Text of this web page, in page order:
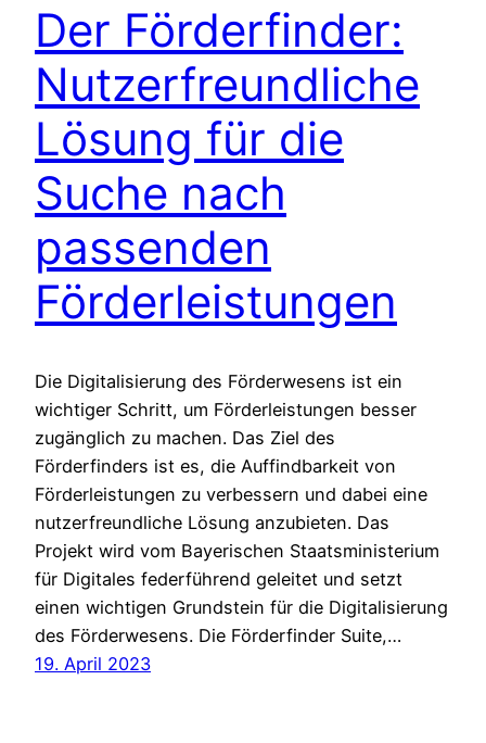
Der Förderfinder:
Nutzerfreundliche
Lösung für die
Suche nach
passenden
Förderleistungen
Die Digitalisierung des Förderwesens ist ein
wichtiger Schritt, um Förderleistungen besser
zugänglich zu machen. Das Ziel des
Förderfinders ist es, die Auffindbarkeit von
Förderleistungen zu verbessern und dabei eine
nutzerfreundliche Lösung anzubieten. Das
Projekt wird vom Bayerischen Staatsministerium
für Digitales federführend geleitet und setzt
einen wichtigen Grundstein für die Digitalisierung
des Förderwesens. Die Förderfinder Suite,…
19. April 2023